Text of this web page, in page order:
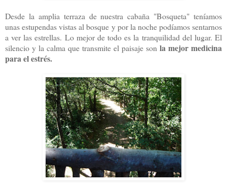
Desde la amplia terraza de nuestra cabaña "Bosqueta" teníamos
unas estupendas vistas al bosque y por la noche podíamos sentarnos
a ver las estrellas. Lo mejor de todo es la tranquilidad del lugar. El
silencio y la calma que transmite el paisaje son la mejor medicina
para el estrés.